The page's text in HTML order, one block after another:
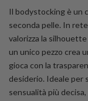
corpo
Il bodystocking è un
seconda pelle. In
valorizza la
un unico pezzo crea
gioca con la
desiderio. Ideale per
sensualità più